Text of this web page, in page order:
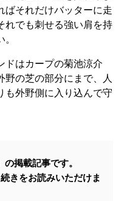
ばそれだけバッターに走
れでも刺せる強い肩を持
はカープの菊池涼介
野の芝の部分にまで、人
も外野側に入り込んで守
掲載記事です。
きをお読みいただけま